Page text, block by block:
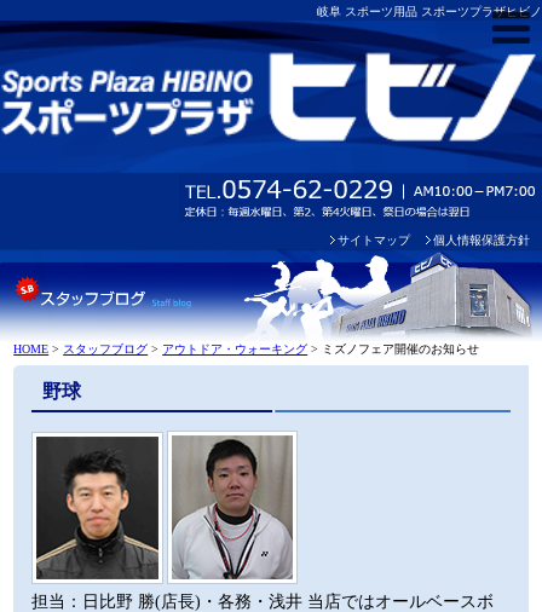
岐阜 スポーツ用品 スポーツプラザヒビノ
サイトマップ 個人情報保護方針
HOME > スタッフブログ > アウトドア・ウォーキング > ミズノフェア開催のお知らせ
野球
担当：日比野 勝(店長)・各務・浅井 当店ではオールベースボ